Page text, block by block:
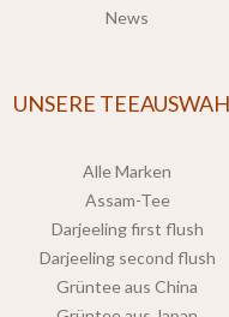
News
UNSERE
Alle Marken
Assam-Tee
Darjeeling first flush
Darjeeling second flush
Grüntee aus China